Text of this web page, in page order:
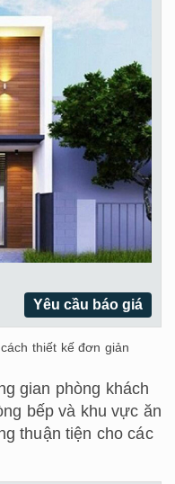
Yêu cầu báo giá
thiết kế đơn giản
gian phòng khách
bếp và khu vực ăn
thuận tiện cho các